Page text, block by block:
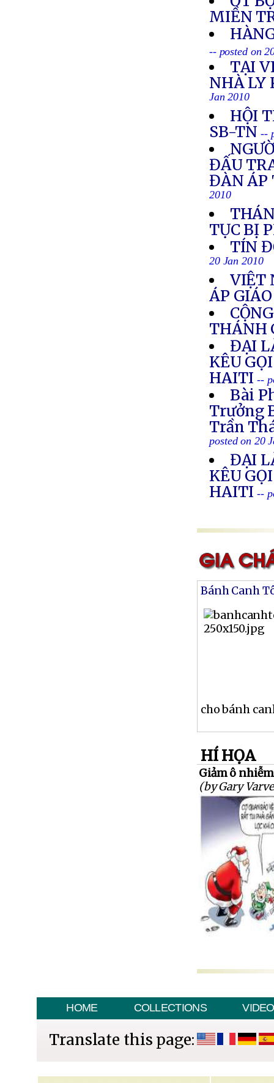
MIỀN
-- posted on
TẠI
NHÀ LY
Jan 2010
HỘI
SB-TN --
ĐẤU
ĐÀN ÁP
2010
TỤC BỊ
TÍN
20 Jan 2010
VIỆT
ÁP
THÁNH
ĐẠI
KÊU
HAITI --
Bài
Trưởng
Trần
posted on 20
ĐẠI
KÊU
HAITI--
Bánh Canh
cho bánh
HÍ HỌA
Giảm ô
(by Gary
HOME COLLECTIONS VIDEO
Translate this page: